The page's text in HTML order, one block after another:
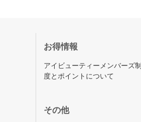
お得情報
アイビューティーメンバーズ制
度とポイントについて
その他